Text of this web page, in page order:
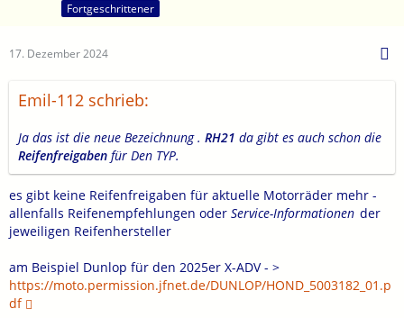
Fortgeschrittener
17. Dezember 2024
Emil-112 schrieb:
Ja das ist die neue Bezeichnung . RH21 da gibt es auch schon die
Reifenfreigaben für Den TYP.
es gibt keine Reifenfreigaben für aktuelle Motorräder mehr -
allenfalls Reifenempfehlungen oder Service-Informationen der
jeweiligen Reifenhersteller
am Beispiel Dunlop für den 2025er X-ADV - >
https://moto.permission.jfnet.de/DUNLOP/HOND_5003182_01.p
df